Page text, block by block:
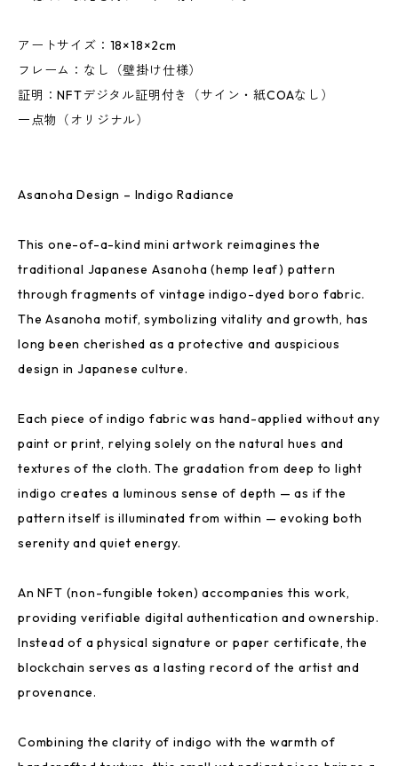
アートサイズ：18×18×2cm
フレーム：なし（壁掛け仕様）
証明：NFTデジタル証明付き（サイン・紙COAなし）
一点物（オリジナル）
Asanoha Design – Indigo Radiance
This one-of-a-kind mini artwork reimagines the
traditional Japanese Asanoha (hemp leaf) pattern
through fragments of vintage indigo-dyed boro fabric.
The Asanoha motif, symbolizing vitality and growth, has
long been cherished as a protective and auspicious
design in Japanese culture.
Each piece of indigo fabric was hand-applied without any
paint or print, relying solely on the natural hues and
textures of the cloth. The gradation from deep to light
indigo creates a luminous sense of depth — as if the
pattern itself is illuminated from within — evoking both
serenity and quiet energy.
An NFT (non-fungible token) accompanies this work,
providing verifiable digital authentication and ownership.
Instead of a physical signature or paper certificate, the
blockchain serves as a lasting record of the artist and
provenance.
Combining the clarity of indigo with the warmth of